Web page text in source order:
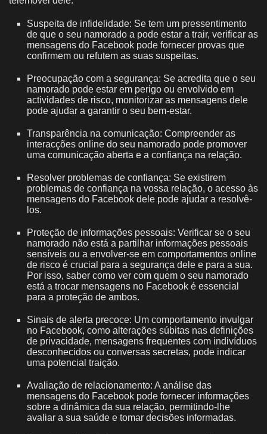
Suspeita de infidelidade: Se tem um pressentimento
de que o seu namorado a pode estar a trair, verificar as
mensagens do Facebook pode fornecer provas que
confirmem ou refutem as suas suspeitas.
Preocupação com a segurança: Se acredita que o seu
namorado pode estar em perigo ou envolvido em
actividades de risco, monitorizar as mensagens dele
pode ajudar a garantir o seu bem-estar.
Transparência na comunicação: Compreender as
interacções online do seu namorado pode promover
uma comunicação aberta e a confiança na relação.
Resolver problemas de confiança: Se existirem
problemas de confiança na vossa relação, o acesso às
mensagens do Facebook dele pode ajudar a resolvê-
los.
Proteção de informações pessoais: Verificar se o seu
namorado não está a partilhar informações pessoais
sensíveis ou a envolver-se em comportamentos online
de risco é crucial para a segurança dele e para a sua.
Por isso, saber como ver com quem o seu namorado
está a trocar mensagens no Facebook é essencial
para a proteção de ambos.
Sinais de alerta precoce: Um comportamento invulgar
no Facebook, como alterações súbitas nas definições
de privacidade, mensagens frequentes com indivíduos
desconhecidos ou conversas secretas, pode indicar
uma potencial traição.
Avaliação de relacionamento: A análise das
mensagens do Facebook pode fornecer informações
sobre a dinâmica da sua relação, permitindo-lhe
avaliar a sua saúde e tomar decisões informadas.